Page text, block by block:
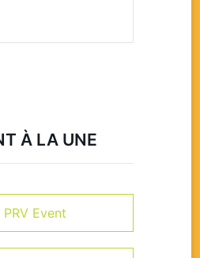
À LA UNE
PRV Event